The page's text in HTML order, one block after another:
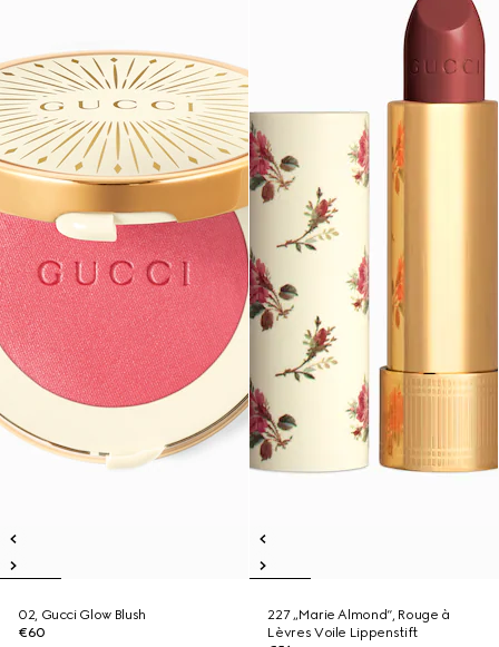
02, Gucci Glow Blush
€60
227 „Marie Almond“, Rouge à
Lèvres Voile Lippenstift